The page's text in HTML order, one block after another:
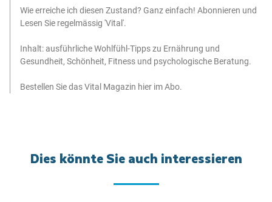
Wie erreiche ich diesen Zustand? Ganz einfach! Abonnieren und
Lesen Sie regelmässig 'Vital'.
Inhalt: ausführliche Wohlfühl-Tipps zu Ernährung und
Gesundheit, Schönheit, Fitness und psychologische Beratung.
Bestellen Sie das Vital Magazin hier im Abo.
Dies könnte Sie auch interessieren